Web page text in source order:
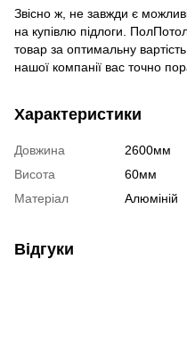
Звісно ж, не завжди є
на купівлю підлоги.
товар за оптимальну
нашої компанії вас точно
Характеристики
Довжина
2600мм
Висота
60мм
Матеріал
Алюміній
Відгуки